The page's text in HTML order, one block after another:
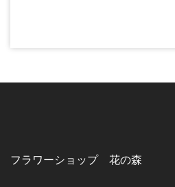
フラワーショップ 花の森